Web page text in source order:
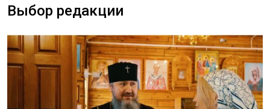
Выбор редакции